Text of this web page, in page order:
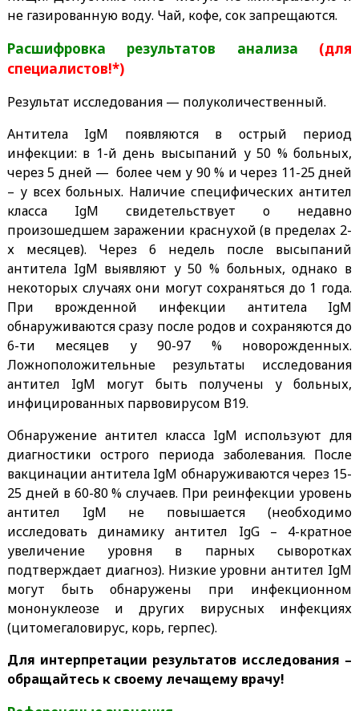
не газированную воду. Чай, кофе, сок запрещаются.
Расшифровка результатов анализа (для
специалистов!*)
Результат исследования — полуколичественный.
Антитела IgM появляются в острый период
инфекции: в 1-й день высыпаний у 50 % больных,
через 5 дней — более чем у 90 % и через 11-25 дней
– у всех больных. Наличие специфических антител
класса IgM свидетельствует о недавно
произошедшем заражении краснухой (в пределах 2-
х месяцев). Через 6 недель после высыпаний
антитела IgM выявляют у 50 % больных, однако в
некоторых случаях они могут сохраняться до 1 года.
При врожденной инфекции антитела IgM
обнаруживаются сразу после родов и сохраняются до
6-ти месяцев у 90-97 % новорожденных.
Ложноположительные результаты исследования
антител IgM могут быть получены у больных,
инфицированных парвовирусом В19.
Обнаружение антител класса IgM используют для
диагностики острого периода заболевания. После
вакцинации антитела IgM обнаруживаются через 15-
25 дней в 60-80 % случаев. При реинфекции уровень
антител IgM не повышается (необходимо
исследовать динамику антител IgG – 4-кратное
увеличение уровня в парных сыворотках
подтверждает диагноз). Низкие уровни антител IgM
могут быть обнаружены при инфекционном
мононуклеозе и других вирусных инфекциях
(цитомегаловирус, корь, герпес).
Для интерпретации результатов исследования –
обращайтесь к своему лечащему врачу!